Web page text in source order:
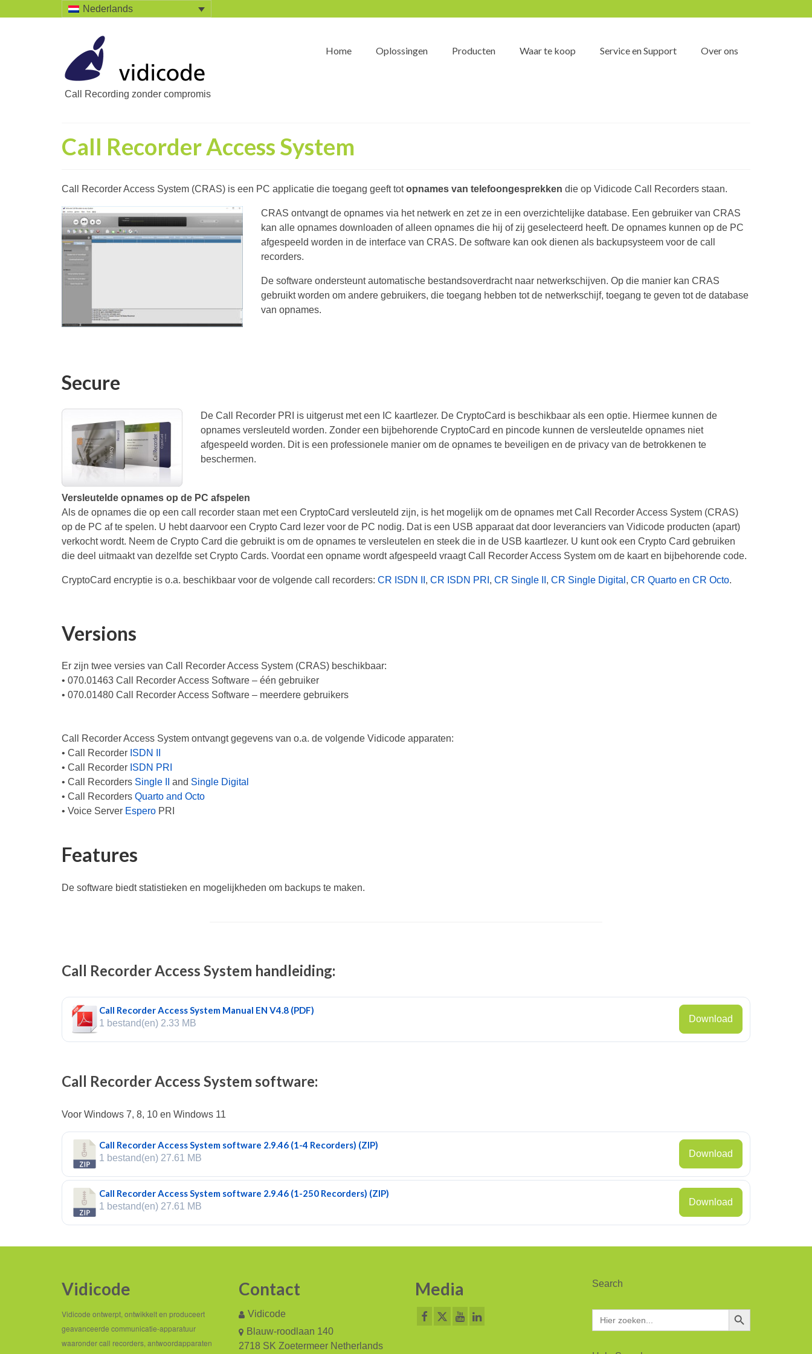
Nederlands
Call Recording zonder compromis
Home Oplossingen Producten Waar te koop Service en Support Over ons
Call Recorder Access System
Call Recorder Access System (CRAS) is een PC applicatie die toegang geeft totopnames van telefoongesprekken die op Vidicode Call Recorders staan.
CRAS ontvangt de opnames via het netwerk en zet ze in een overzichtelijke database. Een gebruiker van CRAS
kan alle opnames downloaden of alleen opnames die hij of zij geselecteerd heeft. De opnames kunnen op de PC
afgespeeld worden in de interface van CRAS. De software kan ook dienen als backupsysteem voor de call
recorders.
De software ondersteunt automatische bestandsoverdracht naar netwerkschijven. Op die manier kan CRAS
gebruikt worden om andere gebruikers, die toegang hebben tot de netwerkschijf, toegang te geven tot de database
van opnames.
Secure
De Call Recorder PRI is uitgerust met een IC kaartlezer. De CryptoCard is beschikbaar als een optie. Hiermee kunnen de
opnames versleuteld worden. Zonder een bijbehorende CryptoCard en pincode kunnen de versleutelde opnames niet
afgespeeld worden. Dit is een professionele manier om de opnames te beveiligen en de privacy van de betrokkenen te
beschermen.
Versleutelde opnames op de PC afspelen
Als de opnames die op een call recorder staan met een CryptoCard versleuteld zijn, is het mogelijk om de opnames met Call Recorder Access System (CRAS)
op de PC af te spelen. U hebt daarvoor een Crypto Card lezer voor de PC nodig. Dat is een USB apparaat dat door leveranciers van Vidicode producten (apart)
verkocht wordt. Neem de Crypto Card die gebruikt is om de opnames te versleutelen en steek die in de USB kaartlezer. U kunt ook een Crypto Card gebruiken
die deel uitmaakt van dezelfde set Crypto Cards. Voordat een opname wordt afgespeeld vraagt Call Recorder Access System om de kaart en bijbehorende code.
CryptoCard encryptie is o.a. beschikbaar voor de volgende call recorders: CR ISDN II , CR ISDN PRI , CR Single II , CR Single Digital , CR Quarto en CR Octo.
Versions
Er zijn twee versies van Call Recorder Access System (CRAS) beschikbaar:
• 070.01463 Call Recorder Access Software – één gebruiker
• 070.01480 Call Recorder Access Software – meerdere gebruikers
Call Recorder Access System ontvangt gegevens van o.a. de volgende Vidicode apparaten:
• Call Recorder ISDN II
• Call Recorder ISDN PRI
• Call Recorders Single II and Single Digital
• Call Recorders Quarto and Octo
• Voice Server Espero PRI
Features
De software biedt statistieken en mogelijkheden om backups te maken.
Call Recorder Access System handleiding:
Call Recorder Access System Manual EN V4.8 (PDF)
1 bestand(en) 2.33 MB Download
Call Recorder Access System software:
Voor Windows 7, 8, 10 en Windows 11
Call Recorder Access System software 2.9.46 (1-4 Recorders) (ZIP)
1 bestand(en) 27.61 MB Download
Call Recorder Access System software 2.9.46 (1-250 Recorders) (ZIP)
1 bestand(en) 27.61 MB Download
Vidicode
Vidicode ontwerpt, ontwikkelt en produceert
geavanceerde communicatie-apparatuur
waaronder call recorders, antwoordapparaten
Contact
Vidicode
Blauw-roodlaan 140
2718 SK Zoetermeer Netherlands
Media Search
Zoek
naar:
Zoekknop